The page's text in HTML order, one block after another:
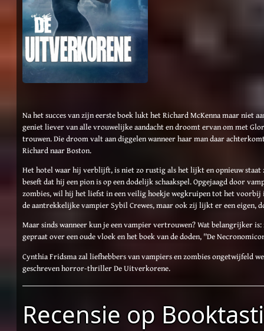
Na het succes van zijn eerste boek lukt het Richard McKenna maar niet
geniet liever van alle vrouwelijke aandacht en droomt ervan om met
trouwen. Die droom valt aan diggelen wanneer haar man daar
Richard naar Boston.
Het hotel waar hij verblijft, is niet zo rustig als het lijkt en opnieuw staat
beseft dat hij een pion is op een dodelijk schaakspel. Opgejaagd door
zombies, wil hij het liefst in een veilig hoekje wegkruipen tot het voorbij
de aantrekkelijke vampier Sybil Crewes, maar ook zij lijkt er een eigen,
Maar sinds wanneer kun je een vampier vertrouwen? Wat belangrijker
gepraat over een oude vloek en het boek van de doden, ''De
Cynthia Fridsma zal liefhebbers van vampiers en zombies ongetwijfeld
geschreven horror-thriller De Uitverkorene.
Recensie op